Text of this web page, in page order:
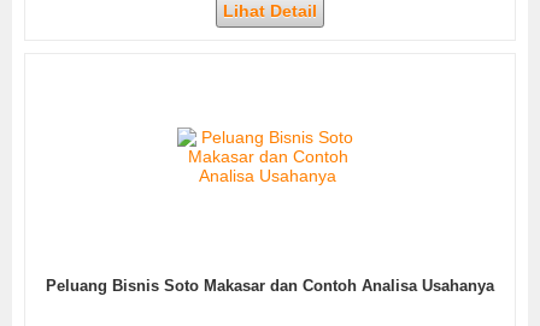
Lihat Detail
Peluang Bisnis Soto Makasar dan Contoh Analisa Usahanya